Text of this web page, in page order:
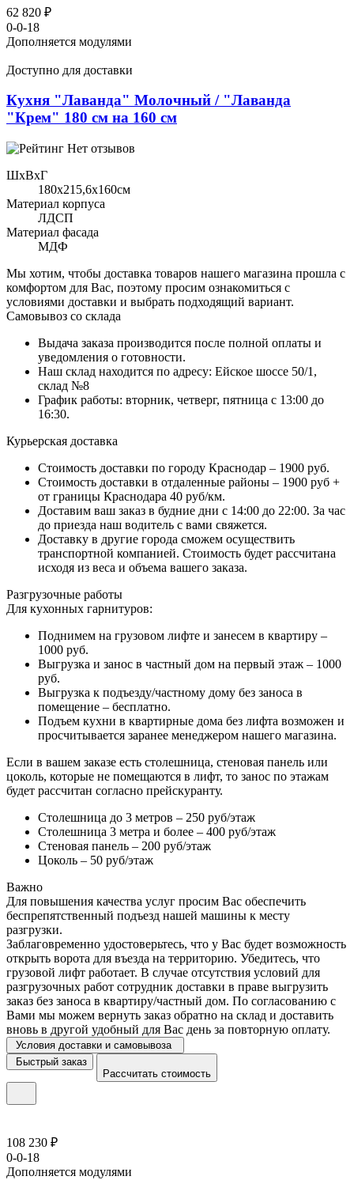
62 820 ₽
0-0-18
Дополняется модулями
Доступно для доставки
Кухня "Лаванда" Молочный / "Лаванда
"Крем" 180 см на 160 см
Нет отзывов
ШхВхГ
180x215,6х160см
Материал корпуса
ЛДСП
Материал фасада
МДФ
Мы хотим, чтобы доставка товаров нашего магазина прошла с
комфортом для Вас, поэтому просим ознакомиться с
условиями доставки и выбрать подходящий вариант.
Самовывоз со склада
Выдача заказа производится после полной оплаты и
уведомления о готовности.
Наш склад находится по адресу: Ейское шоссе 50/1,
склад №8
График работы: вторник, четверг, пятница с 13:00 до
16:30.
Курьерская доставка
Стоимость доставки по городу Краснодар – 1900 руб.
Стоимость доставки в отдаленные районы – 1900 руб +
от границы Краснодара 40 руб/км.
Доставим ваш заказ в будние дни с 14:00 до 22:00. За час
до приезда наш водитель с вами свяжется.
Доставку в другие города сможем осуществить
транспортной компанией. Стоимость будет рассчитана
исходя из веса и объема вашего заказа.
Разгрузочные работы
Для кухонных гарнитуров:
Поднимем на грузовом лифте и занесем в квартиру –
1000 руб.
Выгрузка и занос в частный дом на первый этаж – 1000
руб.
Выгрузка к подъезду/частному дому без заноса в
помещение – бесплатно.
Подъем кухни в квартирные дома без лифта возможен и
просчитывается заранее менеджером нашего магазина.
Если в вашем заказе есть столешница, стеновая панель или
цоколь, которые не помещаются в лифт, то занос по этажам
будет рассчитан согласно прейскуранту.
Столешница до 3 метров – 250 руб/этаж
Столешница 3 метра и более – 400 руб/этаж
Стеновая панель – 200 руб/этаж
Цоколь – 50 руб/этаж
Важно
Для повышения качества услуг просим Вас обеспечить
беспрепятственный подъезд нашей машины к месту
разгрузки.
Заблаговременно удостоверьтесь, что у Вас будет возможность
открыть ворота для въезда на территорию. Убедитесь, что
грузовой лифт работает. В случае отсутствия условий для
разгрузочных работ сотрудник доставки в праве выгрузить
заказ без заноса в квартиру/частный дом. По согласованию с
Вами мы можем вернуть заказ обратно на склад и доставить
вновь в другой удобный для Вас день за повторную оплату.
Условия доставки и самовывоза
Быстрый заказ
Рассчитать стоимость
108 230 ₽
0-0-18
Дополняется модулями